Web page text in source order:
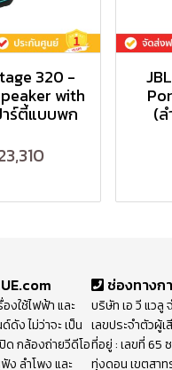
320 -
with
าร์ตี้แบบพก
(
งใช้ไฟฟ้า และ
ง ไม่ว่าจะ เป็น
ด กล้องถ่ายวีดีโอ
ง ลำโพง และ
ช่องทางก
บริษัท เอ วี แวลู
เลขประจำตัวผู้เ
ที่อยู่ : เลขที่ 65
ทุ่งดอน เขตสาท